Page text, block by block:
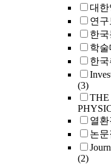
대한
연구
한
학
한국
(3)
THE
열
논문
(2)